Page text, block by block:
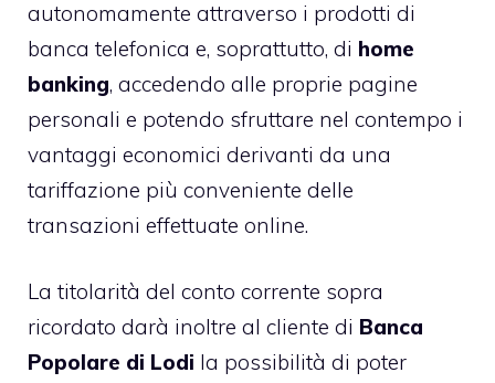
autonomamente attraverso i prodotti di
banca telefonica e, soprattutto, di home
banking, accedendo alle proprie pagine
personali e potendo sfruttare nel contempo i
vantaggi economici derivanti da una
tariffazione più conveniente delle
transazioni effettuate online.
La titolarità del conto corrente sopra
ricordato darà inoltre al cliente di Banca
Popolare di Lodi la possibilità di poter